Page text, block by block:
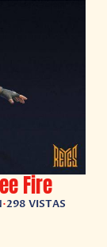
Fire
•298 VISTAS